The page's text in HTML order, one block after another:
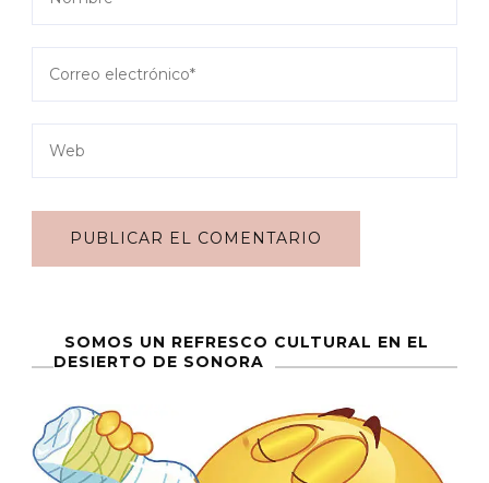
SOMOS UN REFRESCO CULTURAL EN EL
DESIERTO DE SONORA